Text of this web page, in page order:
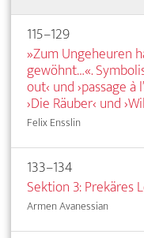
115–129
»Zum Ungeheuren
gewöhnt…«.
out‹ und ›passage à
›Die Räuber‹ und
Felix Ensslin
133–134
Sektion 3: Prekäres
Armen Avanessian